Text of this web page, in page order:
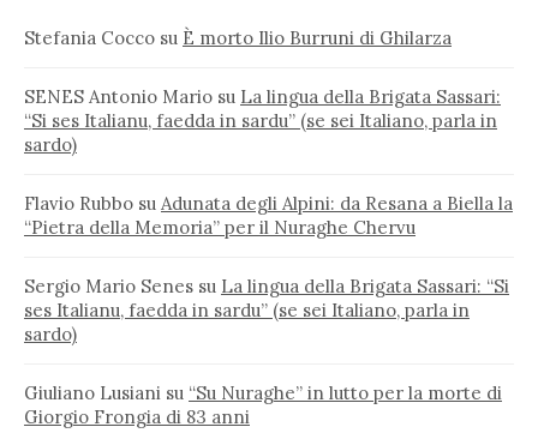
Stefania Cocco su È morto Ilio Burruni di Ghilarza
SENES Antonio Mario su La lingua della Brigata Sassari:
“Si ses Italianu, faedda in sardu” (se sei Italiano, parla in
sardo)
Flavio Rubbo su Adunata degli Alpini: da Resana a Biella la
“Pietra della Memoria” per il Nuraghe Chervu
Sergio Mario Senes su La lingua della Brigata Sassari: “Si
ses Italianu, faedda in sardu” (se sei Italiano, parla in
sardo)
Giuliano Lusiani su “Su Nuraghe” in lutto per la morte di
Giorgio Frongia di 83 anni